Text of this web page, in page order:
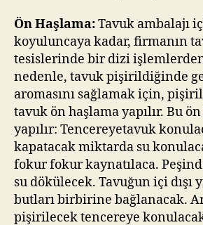
Ön Haşlama:Tavuk ambalajı
koyuluncaya kadar, firmanın
tesislerinde bir dizi
nedenle, tavuk pişirildiğinde
aromasını sağlamak için,
tavuk ön haşlama yapılır. Bu
yapılır: Tencereyetavuk
kapatacak miktarda su
fokur fokur kaynatılaca.
su dökülecek. Tavuğun içi dışı
butları birbirine bağlanacak.
pişirilecek tencereye